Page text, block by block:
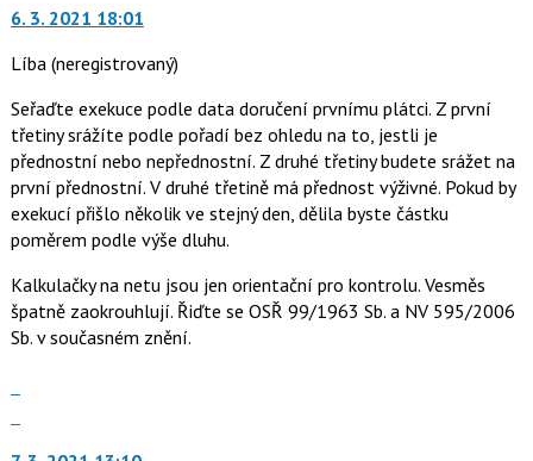
jako
6. 3. 2021 18:01
Líba (neregistrovaný)
Seřaďte exekuce podle data doručení prvnímu plátci. Z první
třetiny srážíte podle pořadí bez ohledu na to, jestli je
přednostní nebo nepřednostní. Z druhé třetiny budete srážet na
první přednostní. V druhé třetině má přednost výživné. Pokud by
exekucí přišlo několik ve stejný den, dělila byste částku
poměrem podle výše dluhu.
Kalkulačky na netu jsou jen orientační pro kontrolu. Vesměs
špatně zaokrouhlují. Řiďte se OSŘ 99/1963 Sb. a NV 595/2006
Sb. v současném znění.